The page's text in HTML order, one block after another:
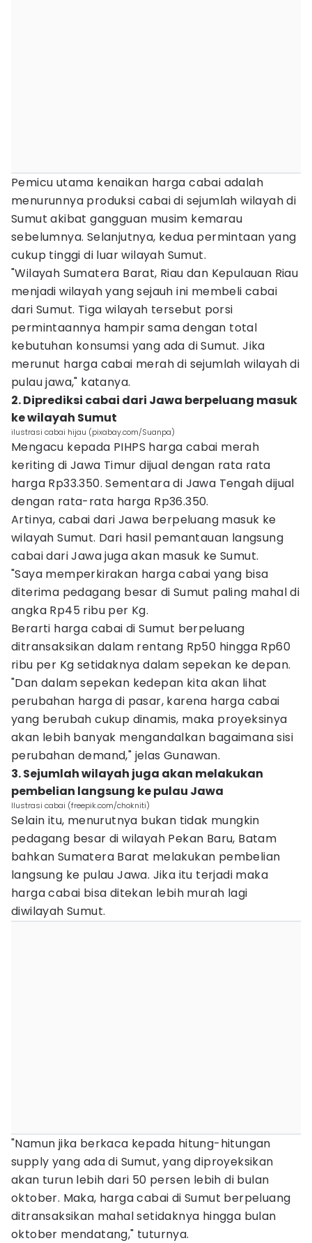
Pemicu utama kenaikan harga cabai adalah
menurunnya produksi cabai di sejumlah wilayah di
Sumut akibat gangguan musim kemarau
sebelumnya. Selanjutnya, kedua permintaan yang
cukup tinggi di luar wilayah Sumut.
"Wilayah Sumatera Barat, Riau dan Kepulauan Riau
menjadi wilayah yang sejauh ini membeli cabai
dari Sumut. Tiga wilayah tersebut porsi
permintaannya hampir sama dengan total
kebutuhan konsumsi yang ada di Sumut. Jika
merunut harga cabai merah di sejumlah wilayah di
pulau jawa," katanya.
2. Diprediksi cabai dari Jawa berpeluang masuk
ke wilayah Sumut
ilustrasi cabai hijau (pixabay.com/Suanpa)
Mengacu kepada PIHPS harga cabai merah
keriting di Jawa Timur dijual dengan rata rata
harga Rp33.350. Sementara di Jawa Tengah dijual
dengan rata-rata harga Rp36.350.
Artinya, cabai dari Jawa berpeluang masuk ke
wilayah Sumut. Dari hasil pemantauan langsung
cabai dari Jawa juga akan masuk ke Sumut.
"Saya memperkirakan harga cabai yang bisa
diterima pedagang besar di Sumut paling mahal di
angka Rp45 ribu per Kg.
Berarti harga cabai di Sumut berpeluang
ditransaksikan dalam rentang Rp50 hingga Rp60
ribu per Kg setidaknya dalam sepekan ke depan.
"Dan dalam sepekan kedepan kita akan lihat
perubahan harga di pasar, karena harga cabai
yang berubah cukup dinamis, maka proyeksinya
akan lebih banyak mengandalkan bagaimana sisi
perubahan demand," jelas Gunawan.
3. Sejumlah wilayah juga akan melakukan
pembelian langsung ke pulau Jawa
Ilustrasi cabai (freepik.com/chokniti)
Selain itu, menurutnya bukan tidak mungkin
pedagang besar di wilayah Pekan Baru, Batam
bahkan Sumatera Barat melakukan pembelian
langsung ke pulau Jawa. Jika itu terjadi maka
harga cabai bisa ditekan lebih murah lagi
diwilayah Sumut.
"Namun jika berkaca kepada hitung-hitungan
supply yang ada di Sumut, yang diproyeksikan
akan turun lebih dari 50 persen lebih di bulan
oktober. Maka, harga cabai di Sumut berpeluang
ditransaksikan mahal setidaknya hingga bulan
oktober mendatang," tuturnya.